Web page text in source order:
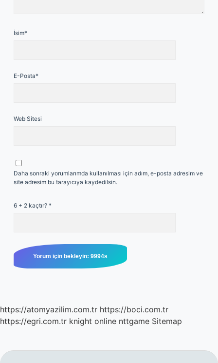
İsim*
E-Posta*
Web Sitesi
Daha sonraki yorumlarımda kullanılması için adım, e-posta adresim ve
site adresim bu tarayıcıya kaydedilsin.
6 + 2 kaçtır? *
https://atomyazilim.com.tr https://boci.com.tr
https://egri.com.tr knight online nttgame Sitemap